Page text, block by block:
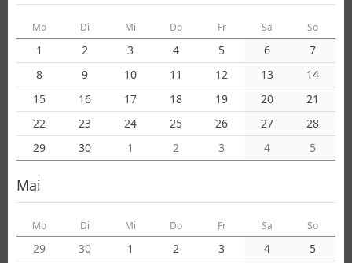
Mo Di Mi Do Fr Sa So
1 2 3 4 5 6
7
8
9 10 11 12 13
14
15
16 17 18 19 20
21
22
23 24 25 26 27
28
29
30 1 2 3 4 5
Mai
Mo Di Mi Do Fr Sa So
29 30 1 2 3 4
5